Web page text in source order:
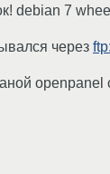
debian 7
через